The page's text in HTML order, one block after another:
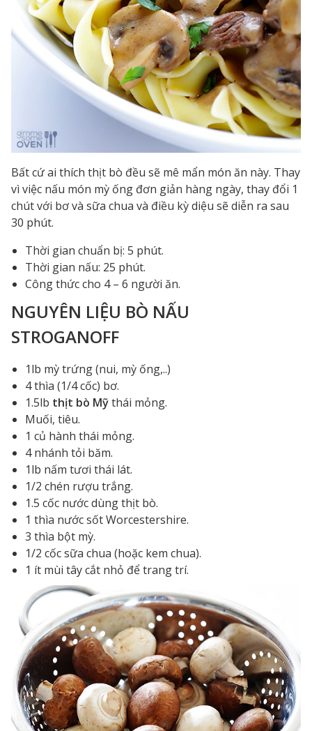
Bất cứ ai thích thịt bò đều sẽ mê mẩn món ăn này. Thay
vì việc nấu món mỳ ống đơn giản hàng ngày, thay đổi 1
chút với bơ và sữa chua và điều kỳ diệu sẽ diễn ra sau
30 phút.
Thời gian chuẩn bị: 5 phút.
Thời gian nấu: 25 phút.
Công thức cho 4 – 6 người ăn.
NGUYÊN LIỆU BÒ NẤU
STROGANOFF
1lb mỳ trứng (nui, mỳ ống,..)
4 thìa (1/4 cốc) bơ.
1.5lb thịt bò Mỹthái mỏng.
Muối, tiêu.
1 củ hành thái mỏng.
4 nhánh tỏi băm.
1lb nấm tươi thái lát.
1/2 chén rượu trắng.
1.5 cốc nước dùng thịt bò.
1 thìa nước sốt Worcestershire.
3 thìa bột mỳ.
1/2 cốc sữa chua (hoặc kem chua).
1 ít mùi tây cắt nhỏ để trang trí.